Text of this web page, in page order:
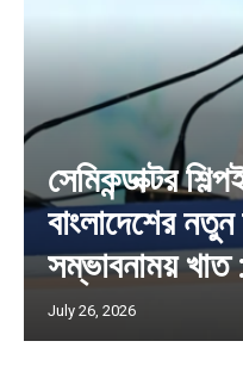
সেমিকন্ডাক্টর
বাংলাদেশের
সম্ভাবনাময় খাত
July 26, 2026